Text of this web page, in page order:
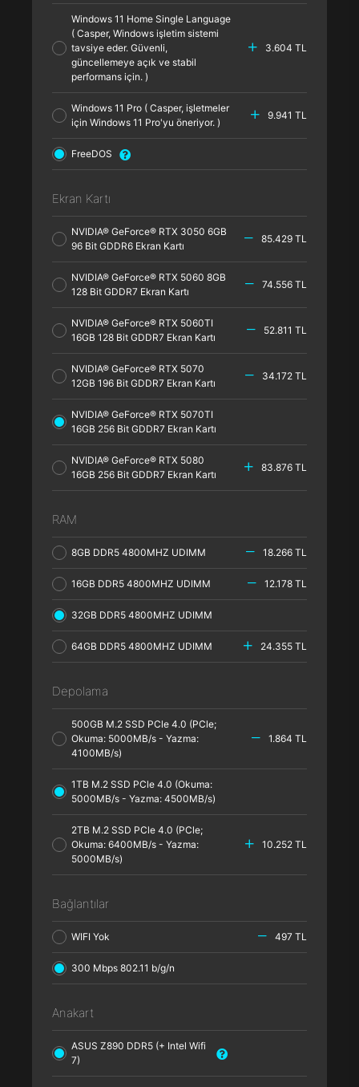
Windows 11 Home Single Language
( Casper, Windows işletim sistemi
tavsiye eder. Güvenli,
güncellemeye açık ve stabil
performans için. )
3.604 TL
Windows 11 Pro ( Casper, işletmeler
için Windows 11 Pro'yu öneriyor. )
9.941 TL
FreeDOS
Ekran Kartı
NVIDIA® GeForce® RTX 3050 6GB
96 Bit GDDR6 Ekran Kartı
85.429 TL
NVIDIA® GeForce® RTX 5060 8GB
128 Bit GDDR7 Ekran Kartı
74.556 TL
NVIDIA® GeForce® RTX 5060TI
16GB 128 Bit GDDR7 Ekran Kartı
52.811 TL
NVIDIA® GeForce® RTX 5070
12GB 196 Bit GDDR7 Ekran Kartı
34.172 TL
NVIDIA® GeForce® RTX 5070TI
16GB 256 Bit GDDR7 Ekran Kartı
NVIDIA® GeForce® RTX 5080
16GB 256 Bit GDDR7 Ekran Kartı
83.876 TL
RAM
8GB DDR5 4800MHZ UDIMM 18.266 TL
16GB DDR5 4800MHZ UDIMM 12.178 TL
32GB DDR5 4800MHZ UDIMM
64GB DDR5 4800MHZ UDIMM 24.355 TL
Depolama
500GB M.2 SSD PCle 4.0 (PCle;
Okuma: 5000MB/s - Yazma:
4100MB/s)
1.864 TL
1TB M.2 SSD PCle 4.0 (Okuma:
5000MB/s - Yazma: 4500MB/s)
2TB M.2 SSD PCle 4.0 (PCle;
Okuma: 6400MB/s - Yazma:
5000MB/s)
10.252 TL
Bağlantılar
WIFI Yok 497 TL
300 Mbps 802.11 b/g/n
Anakart
ASUS Z890 DDR5 (+ Intel Wifi
7)